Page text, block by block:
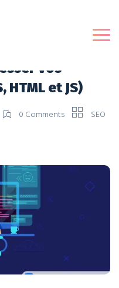
vos
HTML et JS)
0 Comments
SEO